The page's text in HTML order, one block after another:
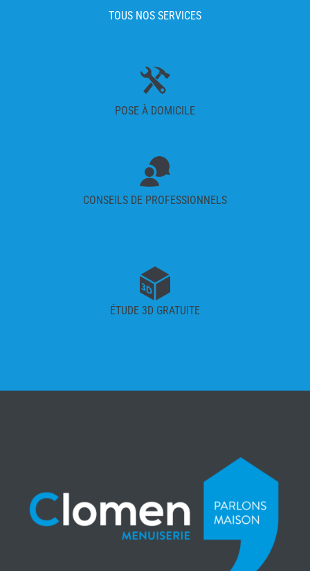
TOUS NOS SERVICES
POSE À DOMICILE
CONSEILS DE PROFESSIONNELS
ÉTUDE 3D GRATUITE